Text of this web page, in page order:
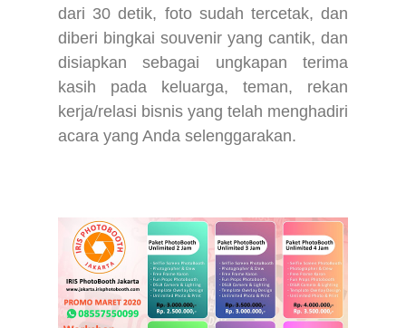
dari 30 detik, foto sudah tercetak, dan
diberi bingkai souvenir yang cantik, dan
disiapkan sebagai ungkapan terima
kasih pada keluarga, teman, rekan
kerja/relasi bisnis yang telah menghadiri
acara yang Anda selenggarakan.